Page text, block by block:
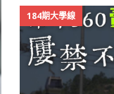
184期大學線